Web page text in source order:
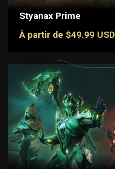
Styanax Prime
À partir de $49.99 USD